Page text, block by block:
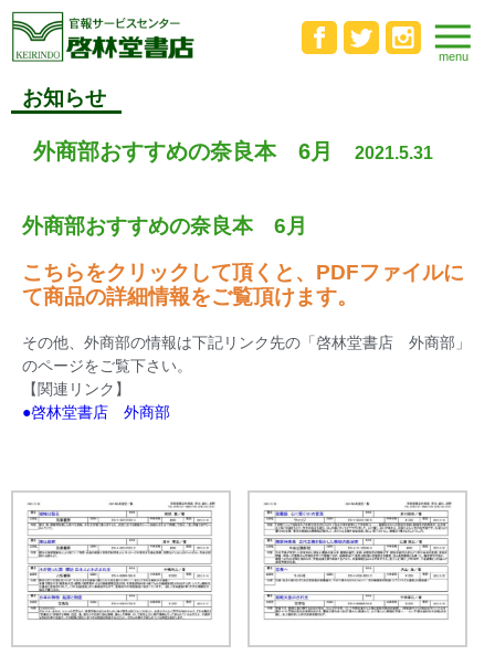
お知らせ
外商部おすすめの奈良本 6月 2021.5.31
外商部おすすめの奈良本 6月
こちらをクリックして頂くと、PDFファイルに
て商品の詳細情報をご覧頂けます。
その他、外商部の情報は下記リンク先の「啓林堂書店 外商部」
のページをご覧下さい。
【関連リンク】
●啓林堂書店 外商部